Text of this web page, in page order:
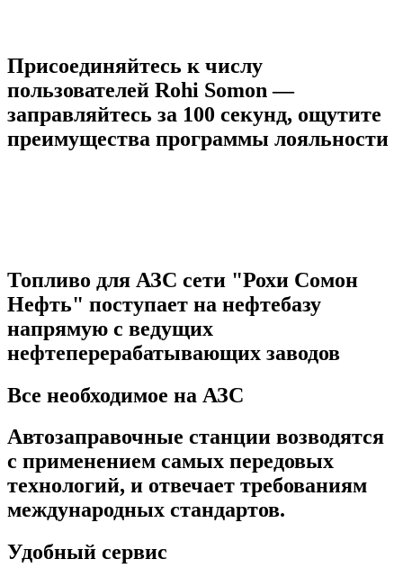
Присоединяйтесь к числу
пользователей Rohi Somon —
заправляйтесь за 100 секунд, ощутите
преимущества программы лояльности
Топливо для АЗС сети "Рохи Сомон
Нефть" поступает на нефтебазу
напрямую с ведущих
нефтеперерабатывающих заводов
Все необходимое на АЗС
Автозаправочные станции возводятся
с применением самых передовых
технологий, и отвечает требованиям
международных стандартов.
Удобный сервис